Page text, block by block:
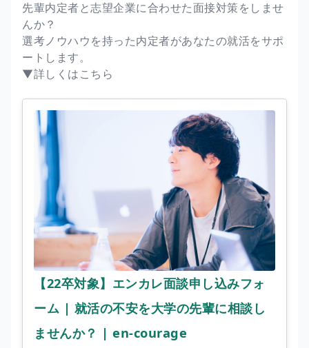
先輩内定者と志望企業に合わせた面接対策をしませ
んか？
選考ノウハウを持った内定者があなたの就活をサポ
ートします。
▼詳しくはこちら
【22卒対象】エンカレ面談申し込みフォ
ーム | 就活の不安を大学の先輩に相談し
ませんか？ | en-courage